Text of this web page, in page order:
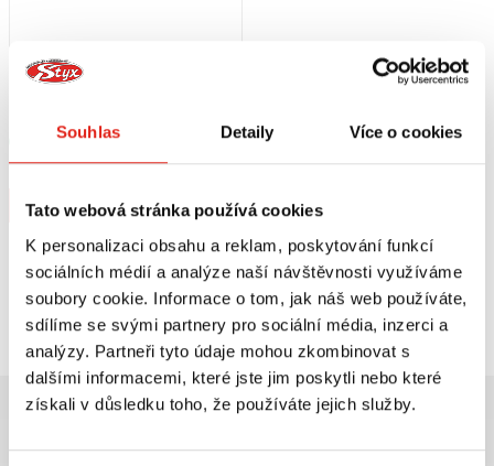
Souhlas Detaily Více o cookies
Tato webová stránka používá cookies
K personalizaci obsahu a reklam, poskytování funkcí
sociálních médií a analýze naší návštěvnosti využíváme
soubory cookie. Informace o tom, jak náš web používáte,
sdílíme se svými partnery pro sociální média, inzerci a
analýzy. Partneři tyto údaje mohou zkombinovat s
dalšími informacemi, které jste jim poskytli nebo které
získali v důsledku toho, že používáte jejich služby.
1 209 Kč s DPH
Skladem
V 5 prodejnách
Koupit
Prohlédli jste si1z1 produktů